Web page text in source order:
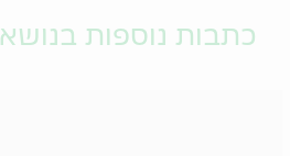
כתבות נוספות בנושא